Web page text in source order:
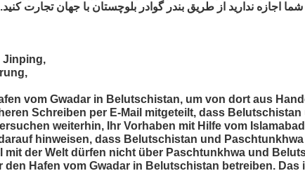
Jinping,
vom Gwadar in Belutschistan, um von dort aus
Schreiben per E-Mail mitgeteilt, dass
weiterhin, Ihr Vorhaben mit Hilfe vom
hinweisen, dass Belutschistan und
mit der Welt dürfen nicht über Paschtunkhwa und
den Hafen vom Gwadar in Belutschistan betreiben. Das